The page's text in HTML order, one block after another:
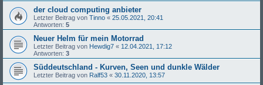
der cloud computing anbieter
Letzter Beitrag von Tinno « 25.05.2021, 20:41
Antworten: 5
Neuer Helm für mein Motorrad
Letzter Beitrag von Hewdig7 « 12.04.2021, 17:12
Antworten: 3
Süddeutschland - Kurven, Seen und dunkle Wälder
Letzter Beitrag von Ralf53 « 30.11.2020, 13:57